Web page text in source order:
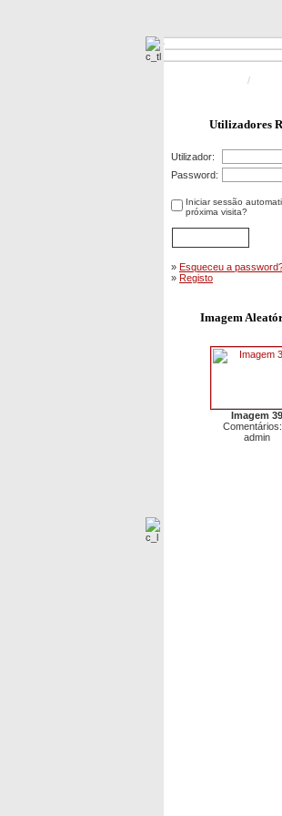
/
Utilizadores
Utilizador:
Password:
Iniciar sessão
próxima visita?
» Esqueceu a
» Registo
Imagem
Imagem 39
admin